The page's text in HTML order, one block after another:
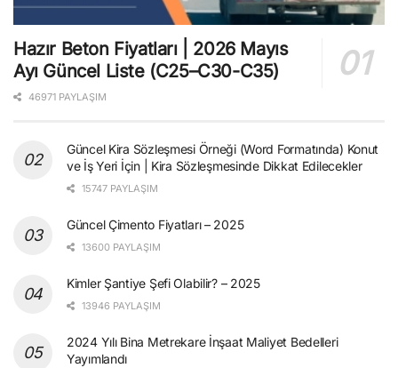
Hazır Beton Fiyatları | 2026 Mayıs
Ayı Güncel Liste (C25–C30-C35)
46971 PAYLAŞIM
Güncel Kira Sözleşmesi Örneği (Word Formatında) Konut
ve İş Yeri İçin | Kira Sözleşmesinde Dikkat Edilecekler
15747 PAYLAŞIM
Güncel Çimento Fiyatları – 2025
13600 PAYLAŞIM
Kimler Şantiye Şefi Olabilir? – 2025
13946 PAYLAŞIM
2024 Yılı Bina Metrekare İnşaat Maliyet Bedelleri
Yayımlandı